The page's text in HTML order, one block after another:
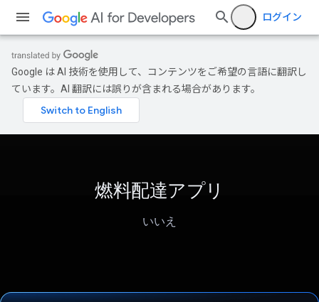
ログイン
Google は AI 技術を使用して、コンテンツをご希望の言語に翻訳し
ています。AI 翻訳には誤りが含まれる場合があります。
燃料配達アプリ
いいえ